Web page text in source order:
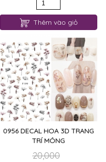
Thêm vào giỏ
0956 DECAL HOA 3D TRANG
TRÍ MÓNG
20,000